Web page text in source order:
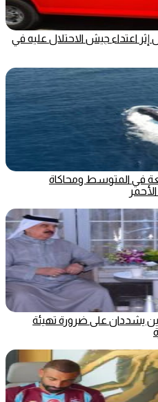
اعتداء جيش الاحتلال عليه في
في المتوسط ومحاكاة
يشددان على ضرورة تهيئة